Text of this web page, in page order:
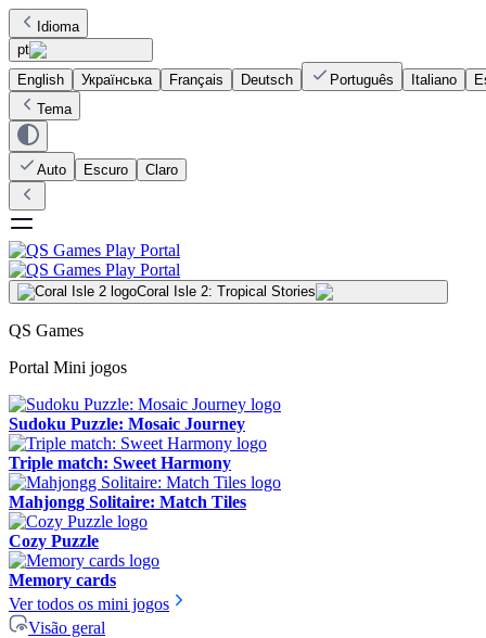
Idioma
pt
English
Українська Français Deutsch Português Italiano
Tema
Auto Escuro Claro
Coral Isle 2: Tropical Stories
QS Games
Portal Mini jogos
Sudoku Puzzle: Mosaic Journey
Triple match: Sweet Harmony
Mahjongg Solitaire: Match Tiles
Cozy Puzzle
Memory cards
Ver todos os mini jogos
Visão geral